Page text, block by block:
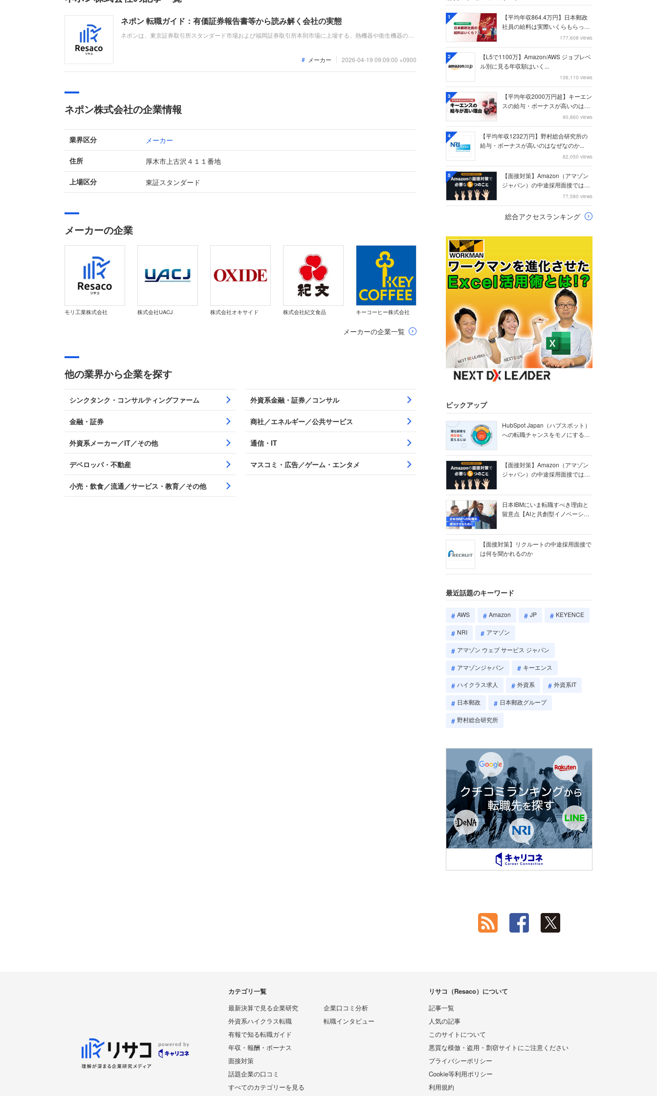
ネポン 転職ガイド：有価証券報告書等から読み解く会社の実態
ネポンは、東京証券取引所スタンダード市場および福岡証券取引所本則市場に上場する、熱機器や衛生機器の製
メーカー 2026-04-19 09:09:00 +0900
ネポン株式会社の企業情報
業界区分 メーカー
住所 厚木市上古沢４１１番地
上場区分 東証スタンダード
メーカーの企業
モリ工業株式会社 株式会社UACJ 株式会社オキサイド 株式会社紀文食品 キーコーヒー株式会社
メーカーの企業一覧
他の業界から企業を探す
シンクタンク・コンサルティングファーム 外資系金融・証券／コンサル
金融・証券 商社／エネルギー／公共サービス
外資系メーカー／IT／その他 通信・IT
デベロッパ・不動産 マスコミ・広告／ゲーム・エンタメ
小売・飲食／流通／サービス・教育／その他
1
【平均年収864.4万円】日本郵政
社員の給料は実際いくらもらって
177,608 views
2
【L5で1100万】Amazon/AWS ジョブレベ
ル別に見る年収額はいく...
136,110 views
3
【平均年収2000万円超】キーエン
スの給与・ボーナスが高いのはな
90,860 views
4
【平均年収1232万円】野村総合研究所の
給与・ボーナスが高いのはなぜなのか...
82,050 views
5
【面接対策】Amazon（アマゾン
ジャパン）の中途採用面接では何
77,580 views
総合アクセスランキング
ピックアップ
HubSpot Japan（ハブスポット）
への転職チャンスをモノにする
【面接対策】Amazon（アマゾン
ジャパン）の中途採用面接では何
日本IBMにいま転職すべき理由と
留意点【AIと共創型イノベーショ
【面接対策】リクルートの中途採用面接で
は何を聞かれるのか
最近話題のキーワード
AWS Amazon JP KEYENCE
NRI アマゾン
アマゾン ウェブ サービス ジャパン
アマゾンジャパン キーエンス
ハイクラス求人 外資系 外資系IT
日本郵政 日本郵政グループ
野村総合研究所
カテゴリ一覧
最新決算で見る企業研究
外資系ハイクラス転職
有報で知る転職ガイド
年収・報酬・ボーナス
面接対策
話題企業の口コミ
企業口コミ分析
転職インタビュー
すべてのカテゴリーを見る
リサコ（Resaco）について
記事一覧
人気の記事
このサイトについて
悪質な模倣・盗用・剽窃サイトにご注意ください
プライバシーポリシー
Cookie等利用ポリシー
利用規約